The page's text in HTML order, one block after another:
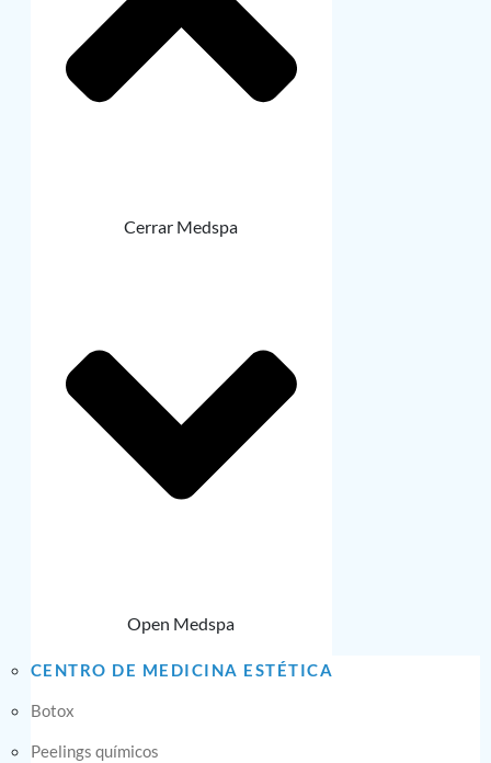
Cerrar Medspa
Open Medspa
CENTRO DE MEDICINA ESTÉTICA
Botox
Peelings químicos